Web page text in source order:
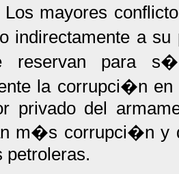
Los mayores
indirectamente a
reservan para s�.
la corrupci�n
privado del
m�s corrupci�n
petroleras.